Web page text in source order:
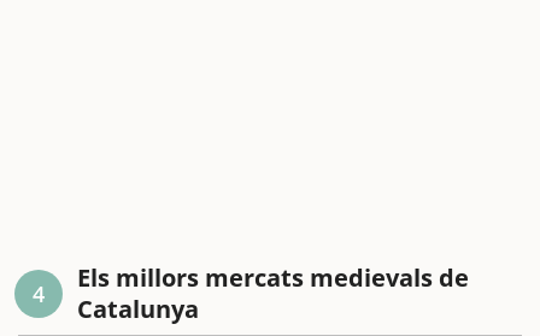
4
Els millors mercats medievals de
Catalunya